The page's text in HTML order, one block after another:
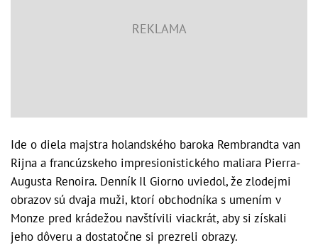
Ide o diela majstra holandského baroka Rembrandta van
Rijna a francúzskeho impresionistického maliara Pierra-
Augusta Renoira. Denník Il Giorno uviedol, že zlodejmi
obrazov sú dvaja muži, ktorí obchodníka s umením v
Monze pred krádežou navštívili viackrát, aby si získali
jeho dôveru a dostatočne si prezreli obrazy.